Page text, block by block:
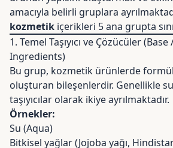
amacıyla belirli gruplara
kozmetik içerikleri 5 ana grupta
1. Temel Taşıyıcı ve Çözücüler
Ingredients)
Bu grup, kozmetik ürünlerde
oluşturan bileşenlerdir. Genellikle su
taşıyıcılar olarak ikiye ayrılmaktadır.
Örnekler:
Su (Aqua)
Bitkisel yağlar (Jojoba yağı,